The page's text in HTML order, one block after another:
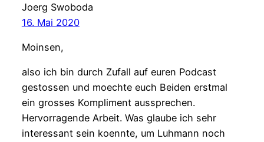
Joerg Swoboda
16. Mai 2020
Moinsen,
also ich bin durch Zufall auf euren Podcast
gestossen und moechte euch Beiden erstmal
ein grosses Kompliment aussprechen.
Hervorragende Arbeit. Was glaube ich sehr
interessant sein koennte, um Luhmann noch